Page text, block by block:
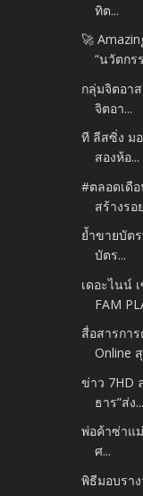
ทิต...
🚀
“นวัตกร
กลุ่มจิตอา
จิตอา...
ที ลีสซิ่ง ม
สองห้อ...
#ตลอดเดื
สร้างรอ
ย้ำขายบัตร
บัตร...
เดอะไนน์
FAM
สื่อสารกา
Online
ข่าว 7HD
ธาร”ส่ง...
พ่อค้าซ่าแ
ศ...
พิธีมอบรา